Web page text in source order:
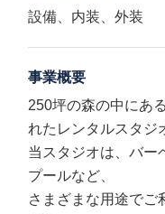
設備、内装、外装
事業概要
250坪の森の中にあ
れたレンタルスタジ
当スタジオは、バー
プールなど、
さまざまな用途でご